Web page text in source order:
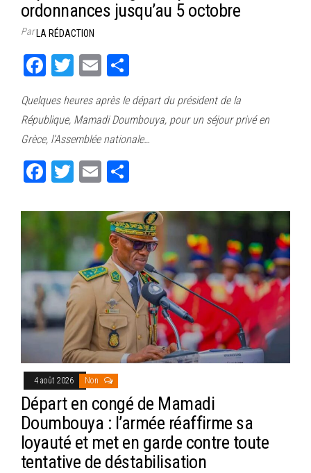
ordonnances jusqu’au 5 octobre
ParLA RÉDACTION
Fa
bo
ok
T
tt
er
E
ail ag
er
Quelques heures après le départ du président de la
République, Mamadi Doumbouya, pour un séjour privé en
Grèce, l’Assemblée nationale…
Fa
bo
T
tt
er
E
ail ag
er
4 août 2026 Non
Départ en congé de Mamadi
Doumbouya : l’armée réaffirme sa
loyauté et met en garde contre toute
tentative de déstabilisation